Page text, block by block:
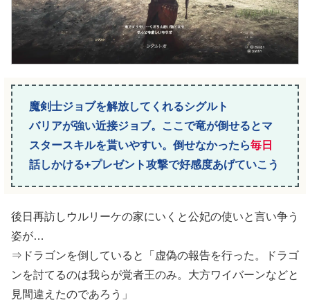
魔剣士ジョブを解放してくれるシグルト
バリアが強い近接ジョブ。ここで竜が倒せるとマ
スタースキルを貰いやすい。倒せなかったら毎日
話しかける+プレゼント攻撃で好感度あげていこう
後日再訪しウルリーケの家にいくと公妃の使いと言い争う
姿が…
⇒ドラゴンを倒していると「虚偽の報告を行った。ドラゴ
ンを討てるのは我らが覚者王のみ。大方ワイバーンなどと
見間違えたのであろう」